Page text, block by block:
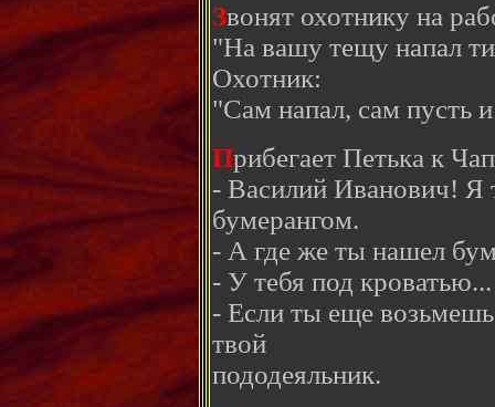
Звонят охотнику на
"На вашу тещу напал
Охотник:
"Сам напал, сам пусть
Прибегает Петька к
- Василий Иванович! Я
бумерангом.
- А где же ты нашел
- У тебя под кроватью...
- Если ты еще
твой
пододеяльник.